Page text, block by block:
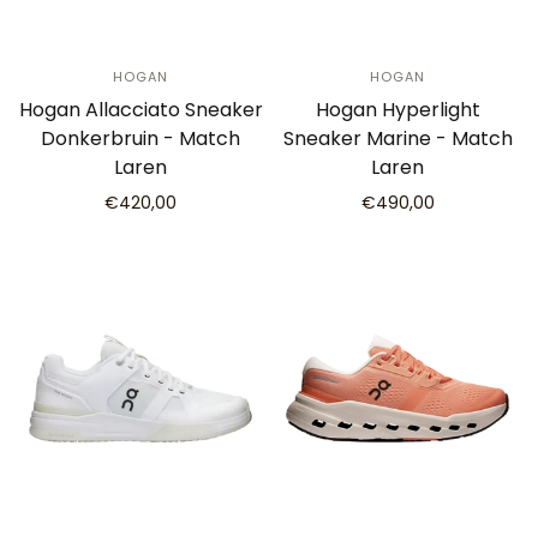
HOGAN
Hogan Allacciato Sneaker
Donkerbruin - Match
Laren
€420,00
HOGAN
Hogan Hyperlight
Sneaker Marine - Match
Laren
€490,00